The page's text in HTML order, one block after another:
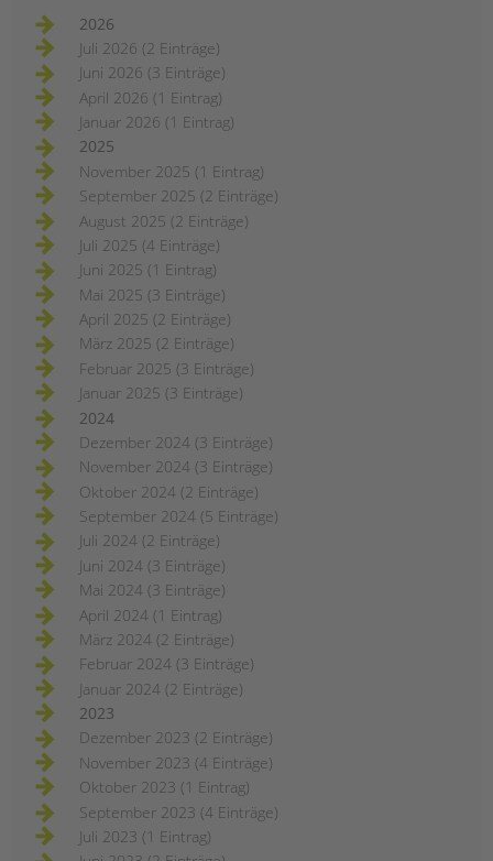
2026
Juli 2026 (2 Einträge)
Juni 2026 (3 Einträge)
April 2026 (1 Eintrag)
Januar 2026 (1 Eintrag)
2025
November 2025 (1 Eintrag)
September 2025 (2 Einträge)
August 2025 (2 Einträge)
Juli 2025 (4 Einträge)
Juni 2025 (1 Eintrag)
Mai 2025 (3 Einträge)
April 2025 (2 Einträge)
März 2025 (2 Einträge)
Februar 2025 (3 Einträge)
Januar 2025 (3 Einträge)
2024
Dezember 2024 (3 Einträge)
November 2024 (3 Einträge)
Oktober 2024 (2 Einträge)
September 2024 (5 Einträge)
Juli 2024 (2 Einträge)
Juni 2024 (3 Einträge)
Mai 2024 (3 Einträge)
April 2024 (1 Eintrag)
März 2024 (2 Einträge)
Februar 2024 (3 Einträge)
Januar 2024 (2 Einträge)
2023
Dezember 2023 (2 Einträge)
November 2023 (4 Einträge)
Oktober 2023 (1 Eintrag)
September 2023 (4 Einträge)
Juli 2023 (1 Eintrag)